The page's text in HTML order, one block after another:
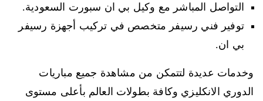
التواصل المباشر مع وكيل بي ان سبورت السعودية.
توفير فني رسيفر متخصص في تركيب أجهزة رسيفر
بي ان.
وخدمات عديدة لتتمكن من مشاهدة جميع مباريات
الدوري الانكليزي وكافة بطولات العالم بأعلى مستوى